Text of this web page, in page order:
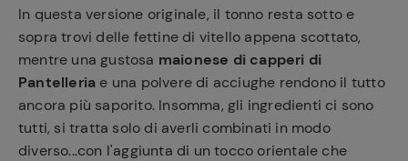
In questa versione originale, il tonno resta sotto e
sopra trovi delle fettine di vitello appena scottato,
mentre una gustosa maionese di capperi di
Pantelleria e una polvere di acciughe rendono il tutto
ancora più saporito. Insomma, gli ingredienti ci sono
tutti, si tratta solo di averli combinati in modo
diverso...con l'aggiunta di un tocco orientale che